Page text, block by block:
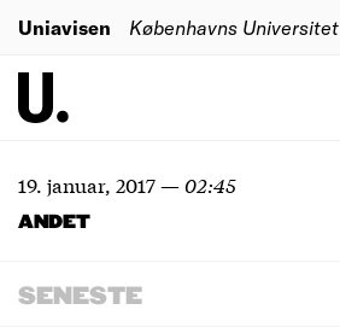
Uniavisen Københavns Universitet
19. januar, 2017—02:45
ANDET
SENESTE